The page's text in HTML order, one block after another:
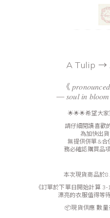
A Tulip →
《
— 𝑠𝑜𝑢𝑙 𝑖𝑛 𝑏𝑙𝑜𝑜𝑚
🌟🌟🌟希望大
請仔細閱讀喜歡
為加快出
無提供併單&合
務必確認購買品
本次現貨商品於
《訂單於下單日開始計算
漂亮的衣服值得等
📦現貨供應 數量